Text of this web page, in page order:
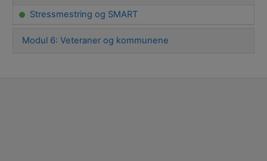
Stressmestring og SMART
Modul 6: Veteraner og kommunene